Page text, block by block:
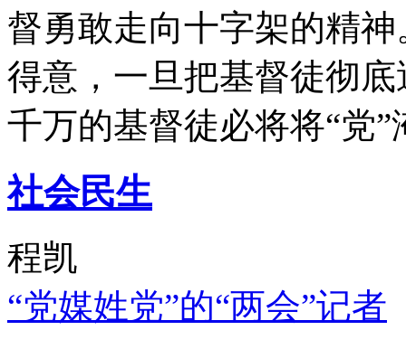
督勇敢走向十字架的精
得意，一旦把基督徒彻
千万的基督徒必将将“党”
社会民生
程凯
“党媒姓党”的“两会”记者